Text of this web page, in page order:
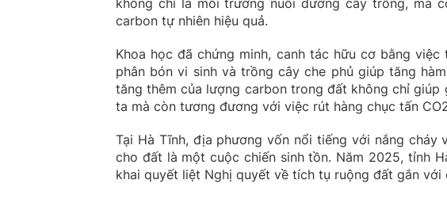
không chỉ là môi trường nuôi dưỡng cây trồng, mà
carbon tự nhiên hiệu quả.
Khoa học đã chứng minh, canh tác hữu cơ bằng
phân bón vi sinh và trồng cây che phủ giúp tăng
tăng thêm của lượng carbon trong đất không chỉ
ta mà còn tương đương với việc rút hàng chục tấn
Tại Hà Tĩnh, địa phương vốn nổi tiếng với nắng
cho đất là một cuộc chiến sinh tồn. Năm 2025, tỉnh
khai quyết liệt Nghị quyết về tích tụ ruộng đất gắn với